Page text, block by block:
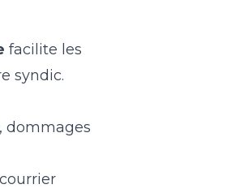
facilite les
syndic.
dommages